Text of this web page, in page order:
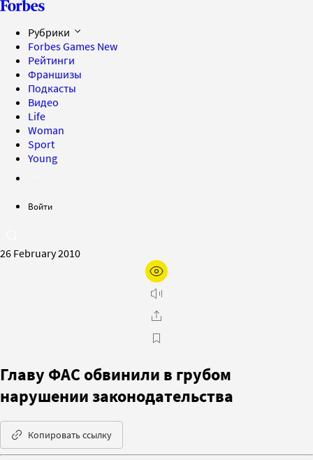
Рубрики
Forbes Games New
Рейтинги
Франшизы
Подкасты
Видео
Life
Woman
Sport
Young
Войти
26 February 2010
Главу ФАС обвинили в грубом
нарушении законодательства
Копировать ссылку